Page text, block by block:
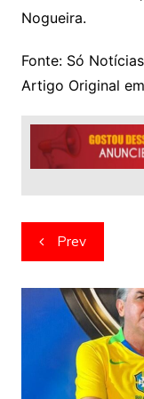
Nogueira.
Fonte: Só Notícias
Artigo Original
Navegação
de
artigos
Prev